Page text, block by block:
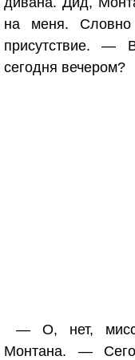
на меня. Словно
присутствие. —
сегодня вечером?
— О, нет,
Монтана. —